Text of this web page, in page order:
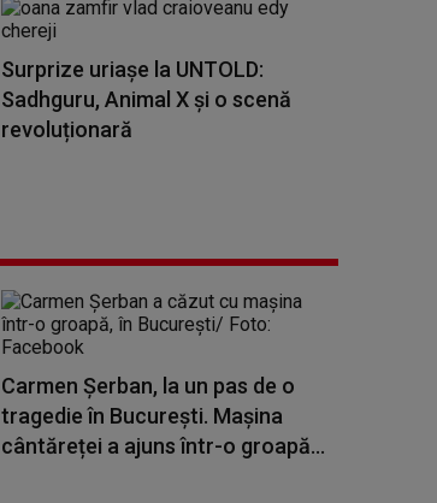
Surprize uriașe la UNTOLD:
Sadhguru, Animal X și o scenă
revoluționară
Carmen Șerban, la un pas de o
tragedie în București. Mașina
cântăreței a ajuns într-o groapă...